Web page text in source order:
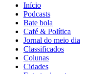
Início
Podcasts
Bate bola
Café & Política
Jornal do meio dia
Classificados
Colunas
Cidades